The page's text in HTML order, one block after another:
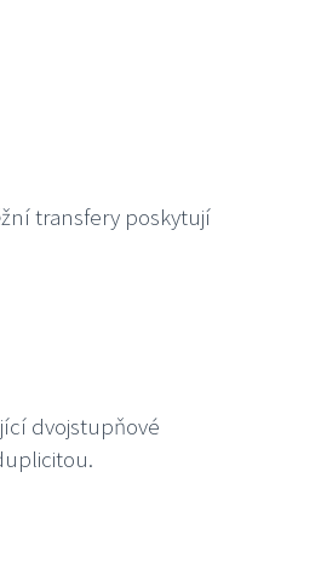
transfery poskytují
dvojstupňové